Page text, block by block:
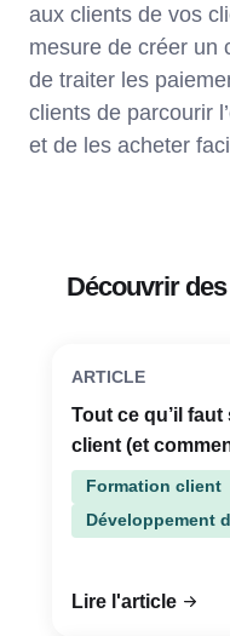
aux clients de vos
mesure de créer un
de traiter les
clients de parcourir
et de les acheter
Découvrir
ARTICLE
Tout ce qu’il
client (et
Formation client
Développement
Lire l'article